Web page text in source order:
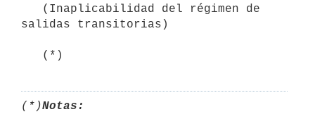
salidas transitorias)
   (*)
(*)Notas: